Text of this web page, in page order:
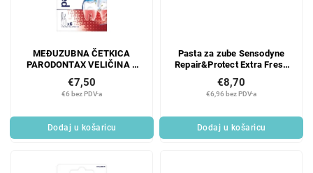
MEĐUZUBNA ČETKICA
PARODONTAX VELIČINA 2
RAVNA 0,5 mm 6 KOM
€6 bez PDV-a
€7,50
Dodaj u košaricu
Pasta za zube Sensodyne
Repair&Protect Extra Fresh
75 ml
€6,96 bez PDV-a
€8,70
Dodaj u košaricu